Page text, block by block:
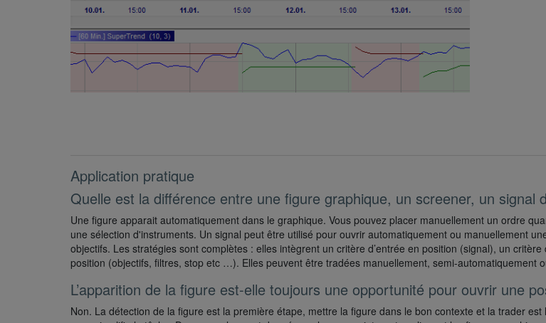
Application pratique
Quelle est la différence entre une figure graphique, un screener, un signal
Une figure apparait automatiquement dans le graphique. Vous pouvez placer manuellement un ordre
une sélection d'instruments. Un signal peut être utilisé pour ouvrir automatiquement ou manuellement
objectifs. Les stratégies sont complètes : elles intègrent un critère d’entrée en position (signal), un
position (objectifs, filtres, stop etc …). Elles peuvent être tradées manuellement, semi-automatiquement
L’apparition de la figure est-elle toujours une opportunité pour ouvrir une
Non. La détection de la figure est la première étape, mettre la figure dans le bon contexte et la trader